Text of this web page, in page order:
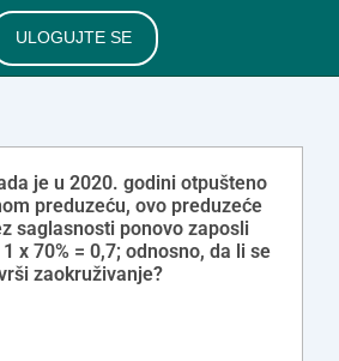
ULOGUJTE SE
je u 2020. godini otpušteno
preduzeću, ovo preduzeće
saglasnosti ponovo zaposli
x 70% = 0,7; odnosno, da li se
zaokruživanje?